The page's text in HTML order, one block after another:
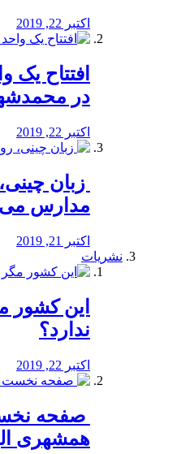
اکتبر 22, 2019
افتتاح
در
اکتبر 22, 2019
زبان
مدارس
اکتبر 21, 2019
نشریات
این کشور
ندارد؟
اکتبر 22, 2019
صفحه
همشهری